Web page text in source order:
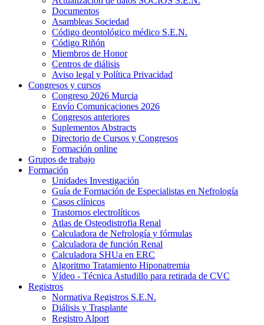
Documentos
Asambleas Sociedad
Código deontológico médico S.E.N.
Código Riñón
Miembros de Honor
Centros de diálisis
Aviso legal y Política Privacidad
Congresos y cursos
Congreso 2026 Murcia
Envío Comunicaciones 2026
Congresos anteriores
Suplementos Abstracts
Directorio de Cursos y Congresos
Formación online
Grupos de trabajo
Formación
Unidades Investigación
Guía de Formación de Especialistas en Nefrología
Casos clínicos
Trastornos electrolíticos
Atlas de Osteodistrofia Renal
Calculadora de Nefrología y fórmulas
Calculadora de función Renal
Calculadora SHUa en ERC
Algoritmo Tratamiento Hiponatremia
Vídeo - Técnica Astudillo para retirada de CVC
Registros
Normativa Registros S.E.N.
Diálisis y Trasplante
Registro Alport